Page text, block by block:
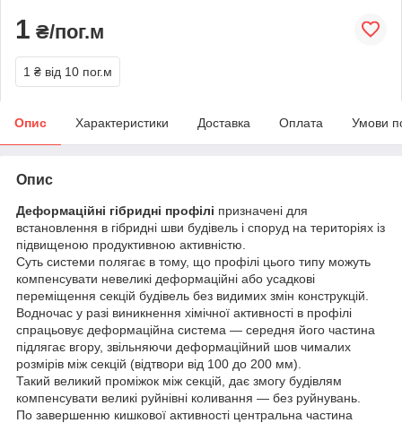
1 ₴/пог.м
1 ₴ від 10 пог.м
Опис Характеристики Доставка Оплата Умови
Опис
Деформаційні гібридні профілі призначені для
встановлення в гібридні шви будівель і споруд на територіях із
підвищеною продуктивною активністю.
Суть системи полягає в тому, що профілі цього типу можуть
компенсувати невеликі деформаційні або усадкові
переміщення секцій будівель без видимих змін конструкцій.
Водночас у разі виникнення хімічної активності в профілі
спрацьовує деформаційна система — середня його частина
підлягає вгору, звільняючи деформаційний шов чималих
розмірів між секцій (відтвори від 100 до 200 мм).
Такий великий проміжок між секцій, дає змогу будівлям
компенсувати великі руйнівні коливання — без руйнувань.
По завершенню кишкової активності центральна частина